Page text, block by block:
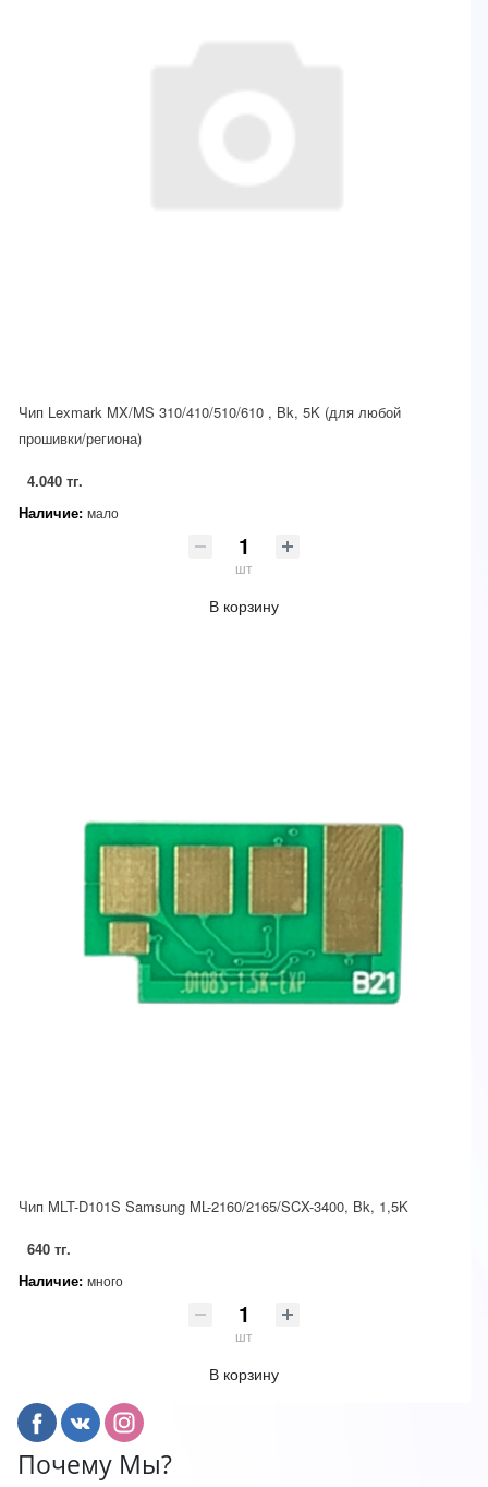
Чип Lexmark MX/MS 310/410/510/610 , Bk, 5K (для любой
прошивки/региона)
4.040 тг.
Наличие: мало
шт
В корзину
Чип MLT-D101S Samsung ML-2160/2165/SCX-3400, Bk, 1,5K
640 тг.
Наличие: много
шт
В корзину
Почему Мы?